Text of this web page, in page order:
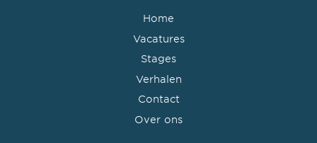
Home
Vacatures
Stages
Verhalen
Contact
Over ons